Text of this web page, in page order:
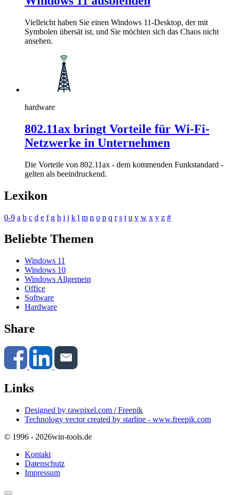
Vielleicht haben Sie einen Windows 11-Desktop, der mit
Symbolen übersät ist, und Sie möchten sich das Chaos nicht
ansehen.
hardware
802.11ax bringt Vorteile für Wi-Fi-
Netzwerke in Unternehmen
Die Vorteile von 802.11ax - dem kommenden Funkstandard -
gelten als beeindruckend.
Lexikon
0-9 a b c d e f g h i j k l m n o p q r s t u v w x y z #
Beliebte Themen
Windows 11
Windows 10
Windows Allgemein
Office
Software
Hardware
Share
Links
Designed by rawpixel.com / Freepik
Technology vector created by starline - www.freepik.com
© 1996 - 2026win-tools.de
Kontakt
Datenschutz
Impressum